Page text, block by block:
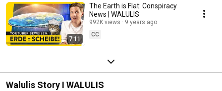
7:11
The Earth is Flat: Conspiracy
News | WALULIS
992K views
9 years ago
CC
Walulis Story I WALULIS